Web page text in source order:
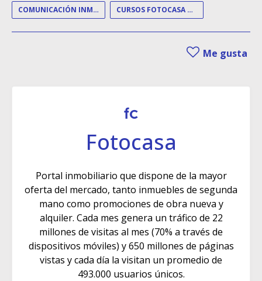
COMUNICACIÓN INMOBILIARIA CURSOS FOTOCASA ACADEMY
Me gusta
Fotocasa
Portal inmobiliario que dispone de la mayor
oferta del mercado, tanto inmuebles de segunda
mano como promociones de obra nueva y
alquiler. Cada mes genera un tráfico de 22
millones de visitas al mes (70% a través de
dispositivos móviles) y 650 millones de páginas
vistas y cada día la visitan un promedio de
493.000 usuarios únicos.